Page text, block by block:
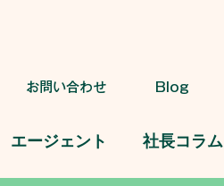
お問い合わせ Blog
エージェント 社長コラム